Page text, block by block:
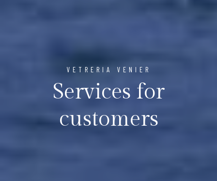
VETRERIA VENIER
Services for
customers